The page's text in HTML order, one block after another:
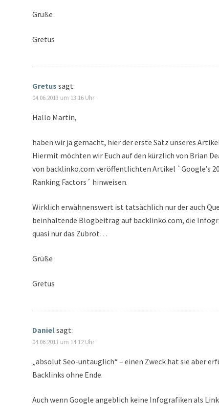
Grüße
Gretus
Gretus sagt:
04.06.2013 um 13:16 Uhr
Hallo Martin,
haben wir ja gemacht, hier der erste Satz unseres
Hiermit möchten wir Euch auf den kürzlich von Brian
von backlinko.com veröffentlichten Artikel `Google’s
Ranking Factors´ hinweisen.
Wirklich erwähnenswert ist tatsächlich nur der auch
beinhaltende Blogbeitrag auf backlinko.com, die
quasi nur das Zubrot…
Grüße
Gretus
Danielsagt:
04.06.2013 um 14:12 Uhr
„absolut Seo-untauglich“ – einen Zweck hat sie aber
Backlinks ohne Ende.
Auch wenn Google angeblich keine Infografiken als